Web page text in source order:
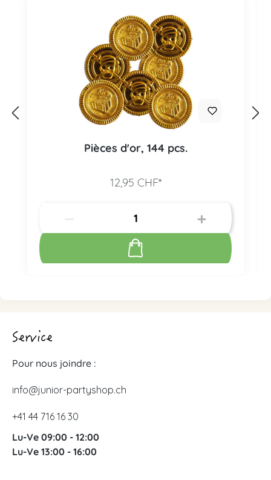
Pièces d'or, 144 pcs.
12,95 CHF*
Service
Pour nous joindre :
info@junior-partyshop.ch
+41 44 716 16 30
Lu-Ve 09:00 - 12:00
Lu-Ve 13:00 - 16:00